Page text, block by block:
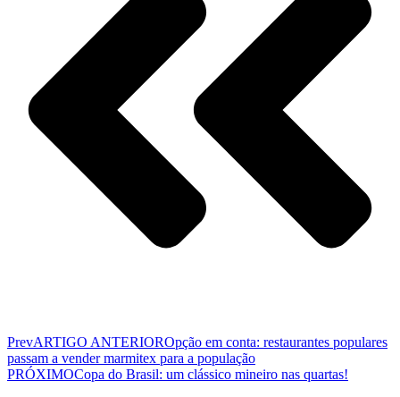
PrevARTIGO ANTERIOROpção em conta: restaurantes populares
passam a vender marmitex para a população
PRÓXIMOCopa do Brasil: um clássico mineiro nas quartas!